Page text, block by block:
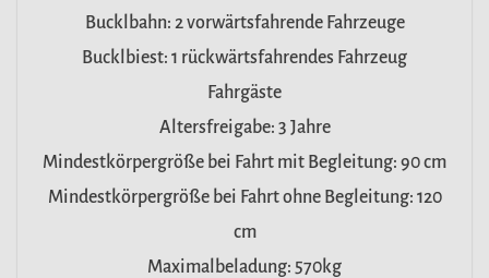
Bucklbahn: 2 vorwärtsfahrende Fahrzeuge
Bucklbiest: 1 rückwärtsfahrendes Fahrzeug
Fahrgäste
Altersfreigabe: 3 Jahre
Mindestkörpergröße bei Fahrt mit Begleitung: 90 cm
Mindestkörpergröße bei Fahrt ohne Begleitung: 120
cm
Maximalbeladung: 570kg